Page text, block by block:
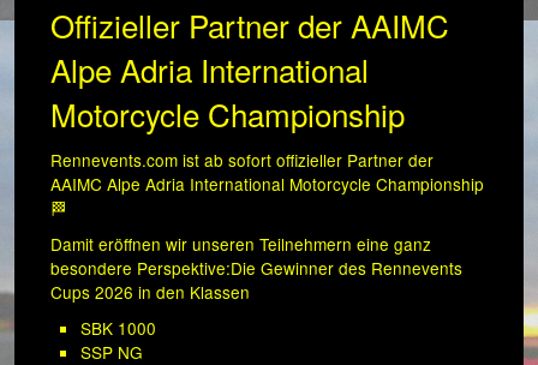
Offizieller Partner der AAIMC
Alpe Adria International
Motorcycle Championship
Rennevents.com ist ab sofort offizieller Partner der
AAIMC Alpe Adria International Motorcycle Championship
🏁
Damit eröffnen wir unseren Teilnehmern eine ganz
besondere Perspektive:Die Gewinner des Rennevents
Cups 2026 in den Klassen
SBK 1000
SSP NG